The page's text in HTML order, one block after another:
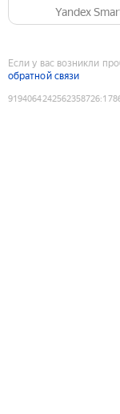
Yandex
Если у вас возникли
обратной связи
9194064242562358726: